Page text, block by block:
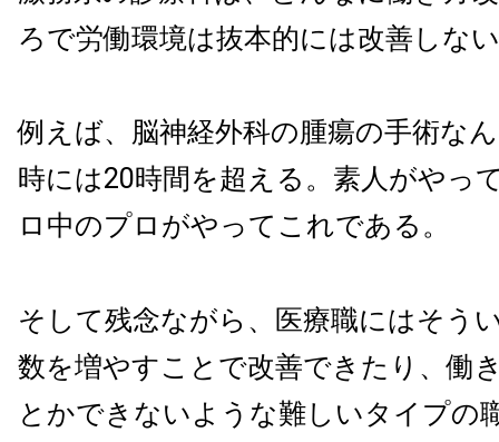
ろで労働環境は抜本的には改善しな
例えば、脳神経外科の腫瘍の手術な
時には20時間を超える。素人がやっ
ロ中のプロがやってこれである。
そして残念ながら、医療職にはそう
数を増やすことで改善できたり、働
とかできないような難しいタイプの